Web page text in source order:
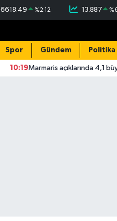
6618.49 %2.12 13.887 %
Spor Gündem Politika
10:19Marmaris açıklarında 4,1